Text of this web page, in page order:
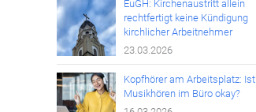
EuGH: Kirchenaustritt allein
rechtfertigt keine Kündigung
kirchlicher Arbeitnehmer
23.03.2026
Kopfhörer am Arbeitsplatz: Ist
Musikhören im Büro okay?